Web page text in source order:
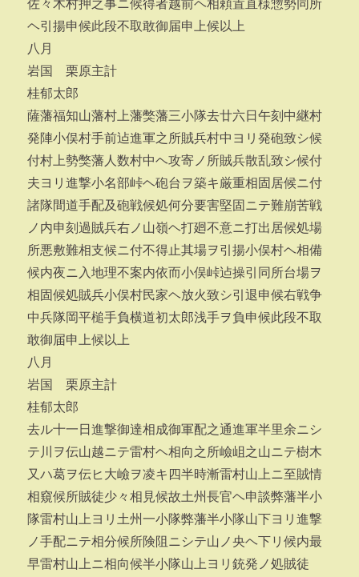
佐々木村押之事ニ候得者越前ヘ相頼置直様惣勢同所
ヘ引揚申候此段不取敢御届申上候以上
八月
岩国 栗原主計
桂郁太郎
薩藩福知山藩村上藩獘藩三小隊去廿六日午刻中継村
発陣小俣村手前迠進軍之所賊兵村中ヨリ発砲致シ候
付村上勢獘藩人数村中ヘ攻寄ノ所賊兵散乱致シ候付
夫ヨリ進撃小名部峠ヘ砲台ヲ築キ厳重相固居候ニ付
諸隊間道手配及砲戦候処何分要害堅固ニテ難崩苦戦
ノ内申刻過賊兵右ノ山嶺ヘ打廻不意ニ打出居候処場
所悪敷難相支候ニ付不得止其場ヲ引揚小俣村ヘ相備
候内夜ニ入地理不案内依而小俣峠迠操引同所台場ヲ
相固候処賊兵小俣村民家ヘ放火致シ引退申候右戦争
中兵隊岡平槌手負横道初太郎浅手ヲ負申候此段不取
敢御届申上候以上
八月
岩国 栗原主計
桂郁太郎
去ル十一日進撃御達相成御軍配之通進軍半里余ニシ
テ川ヲ伝山越ニテ雷村ヘ相向之所嶮岨之山ニテ樹木
又ハ葛ヲ伝ヒ大嶮ヲ凌キ四半時漸雷村山上ニ至賊情
相窺候所賊徒少々相見候故土州長官ヘ申談弊藩半小
隊雷村山上ヨリ土州一小隊弊藩半小隊山下ヨリ進撃
ノ手配ニテ相分候所険阻ニシテ山ノ央ヘ下リ候内最
早雷村山上ニ相向候半小隊山上ヨリ銃発ノ処賊徒